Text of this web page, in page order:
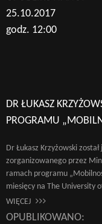
25.10.2017
godz. 12:00
DR ŁUKASZ
PROGRAMU
Dr Łukasz Krzyżowski
zorganizowanego przez
ramach programu
miesięcy na The University
WIĘCEJ
OPUBLIKOWANO: